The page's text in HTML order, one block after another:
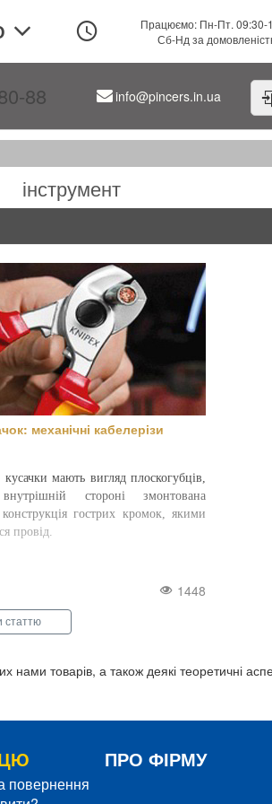
Працюємо: Пн-Пт. 09:30-
Сб-Нд за
88 info@pincers.in.ua
інструмент
механічні кабелерізи
кусачки мають вигляд плоскогубців,
стороні змонтована
конструкція гострих кромок, якими
провід.
1448
статтю
нами товарів, а також деякі теоретичні
повернення
ПРО ФІРМУ